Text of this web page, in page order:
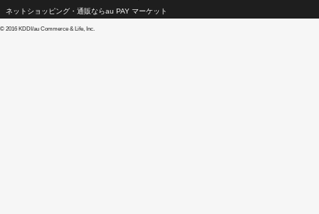
ネットショッピング・通販ならau PAY マーケット
© 2016 KDDI/au Commerce & Life, Inc.